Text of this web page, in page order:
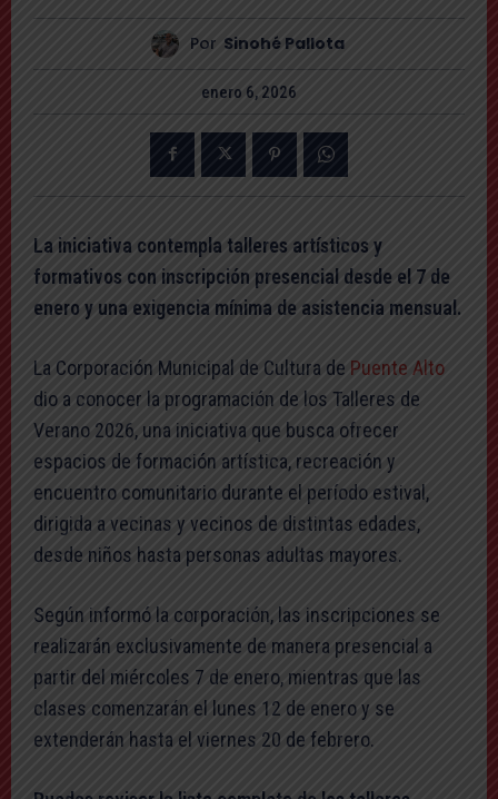
Por Sinohé Pallota
enero 6, 2026
La iniciativa contempla talleres artísticos y
formativos con inscripción presencial desde el 7 de
enero y una exigencia mínima de asistencia mensual.
La Corporación Municipal de Cultura de Puente Alto
dio a conocer la programación de los Talleres de
Verano 2026, una iniciativa que busca ofrecer
espacios de formación artística, recreación y
encuentro comunitario durante el período estival,
dirigida a vecinas y vecinos de distintas edades,
desde niños hasta personas adultas mayores.
Según informó la corporación, las inscripciones se
realizarán exclusivamente de manera presencial a
partir del miércoles 7 de enero, mientras que las
clases comenzarán el lunes 12 de enero y se
extenderán hasta el viernes 20 de febrero.